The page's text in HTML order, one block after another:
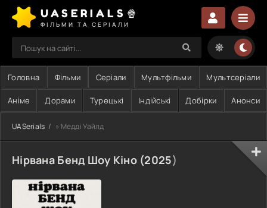
UASERIALS🍿
ФІЛЬМИ ТА СЕРІАЛИ
Головна Фільми Серіали Мультфільми Мультсеріали
Аніме Дорами Турецькі Індійські Добірки Анонси
UASerials » Медді Уайлд
Нірвана Бенд Шоу Кіно (2025)